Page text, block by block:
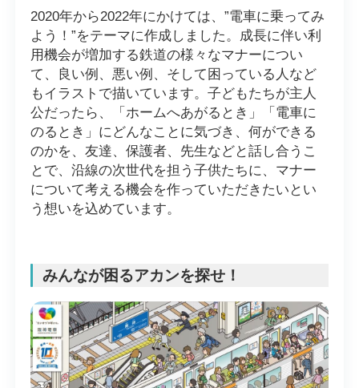
2020年から2022年にかけては、”電車に乗ってみ
よう！”をテーマに作成しました。成長に伴い利
用機会が増加する鉄道の様々なマナーについ
て、良い例、悪い例、そして困っている人など
もイラストで描いています。子どもたちが主人
公だったら、「ホームへあがるとき」「電車に
のるとき」にどんなことに気づき、何ができる
のかを、友達、保護者、先生などと話し合うこ
とで、沿線の次世代を担う子供たちに、マナー
について考える機会を作っていただきたいとい
う想いを込めています。
みんなが困るアカンを探せ！